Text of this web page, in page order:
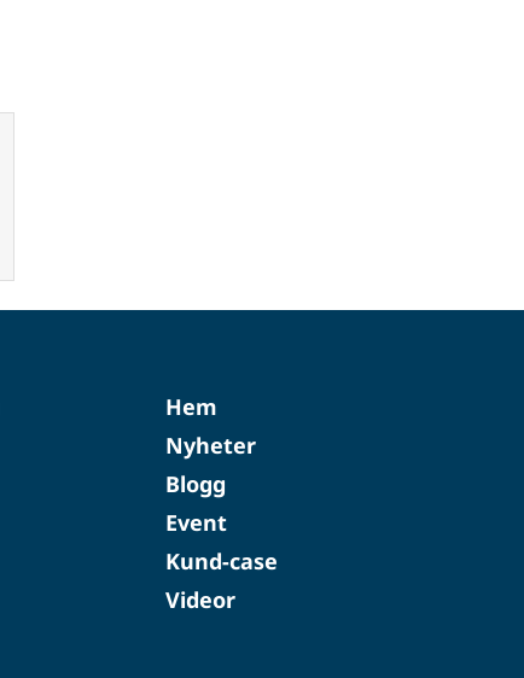
Hem
Nyheter
Blogg
Event
Kund-case
Videor